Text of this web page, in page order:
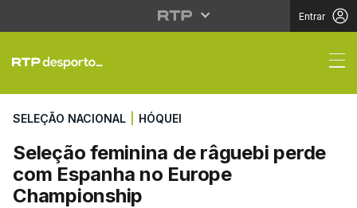
Entrar
Seleção feminina de
SELEÇÃO NACIONAL HÓQUEI
Seleção feminina de râguebi perde
com Espanha no Europe
Championship